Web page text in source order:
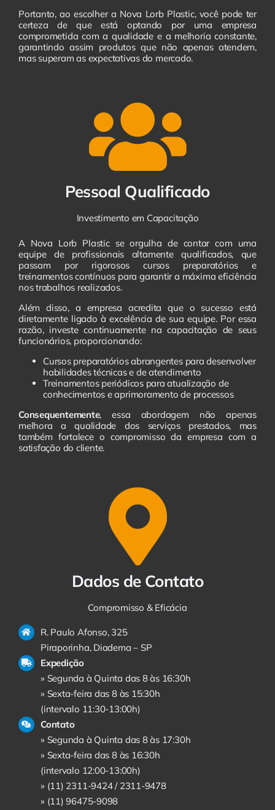
Portanto, ao escolher a Nova Lorb Plastic, você pode ter
certeza de que está optando por uma empresa
comprometida com a qualidade e a melhoria constante,
garantindo assim produtos que não apenas atendem,
mas superam as expectativas do mercado.
Pessoal Qualificado
Investimento em Capacitação
A Nova Lorb Plastic se orgulha de contar com uma
equipe de profissionais altamente qualificados, que
passam por rigorosos cursos preparatórios e
treinamentos contínuos para garantir a máxima eficiência
nos trabalhos realizados.
Além disso, a empresa acredita que o sucesso está
diretamente ligado à excelência de sua equipe. Por essa
razão, investe continuamente na capacitação de seus
funcionários, proporcionando:
Cursos preparatórios abrangentes para desenvolver
habilidades técnicas e de atendimento
Treinamentos periódicos para atualização de
conhecimentos e aprimoramento de processos
Consequentemente, essa abordagem não apenas
melhora a qualidade dos serviços prestados, mas
também fortalece o compromisso da empresa com a
satisfação do cliente.
Dados de Contato
Compromisso & Eficácia
R. Paulo Afonso, 325
Piraporinha, Diadema – SP
Expedição
» Segunda à Quinta das 8 às 16:30h
» Sexta-feira das 8 às 15:30h
(intervalo 11:30-13:00h)
Contato
» Segunda à Quinta das 8 às 17:30h
» Sexta-feira das 8 às 16:30h
(intervalo 12:00-13:00h)
» (11) 2311-9424 / 2311-9478
» (11) 96475-9098